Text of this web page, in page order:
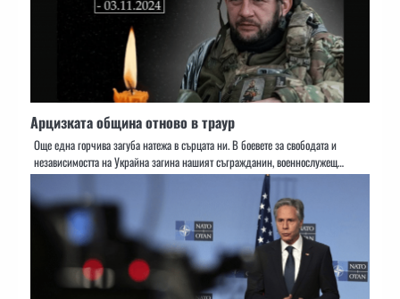
Арцизката община отново в траур
Още една горчива загуба натежа в сърцата ни. В боевете за свободата и
независимостта на Украйна загина нашият съгражданин, военнослужещ…